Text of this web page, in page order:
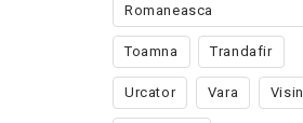
Romaneasca
Toamna Trandafir
Urcator Vara Visin